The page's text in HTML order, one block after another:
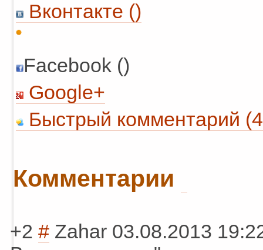
Вконтакте ()
Facebook ()
Google+
Быстрый комментарий
Комментарии
+2 # Zahar 03.08.2013